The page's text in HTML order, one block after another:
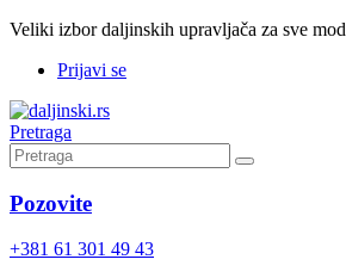
Veliki izbor daljinskih upravljača za sve
Prijavi se
Pretraga
Pozovite
+381 61 301 49 43